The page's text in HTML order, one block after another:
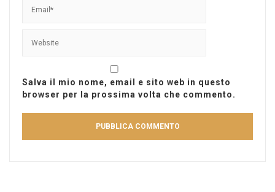
Salva il mio nome, email e sito web in questo
browser per la prossima volta che commento.